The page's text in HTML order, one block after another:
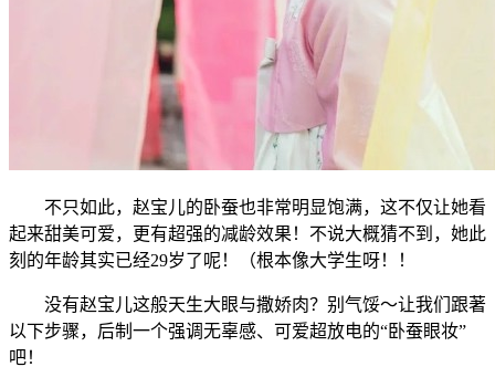
不只如此，赵宝儿的卧蚕也非常明显饱满，这不仅让她看
起来甜美可爱，更有超强的减龄效果！不说大概猜不到，她此
刻的年龄其实已经29岁了呢！（根本像大学生呀！！
没有赵宝儿这般天生大眼与撒娇肉？别气馁～让我们跟著
以下步骤，后制一个强调无辜感、可爱超放电的“卧蚕眼妆”
吧！